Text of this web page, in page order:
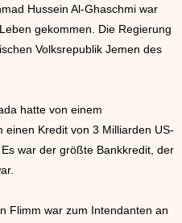
Hussein Al-Ghaschmi war
gekommen. Die Regierung
Volksrepublik Jemen des
hatte von einem
einen Kredit von 3 Milliarden US-
war der größte Bankkredit, der
Flimm war zum Intendanten an